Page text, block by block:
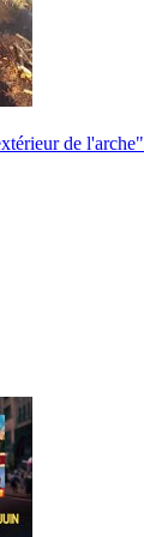
de l'arche"